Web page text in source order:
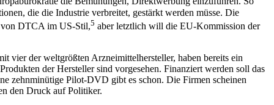
die die Industrie verbreitet, gestärkt werden müsse. Die
DTCA im US-Stil,5 aber letztlich will die EU-Kommission der
vier der weltgrößten Arzneimittelhersteller, haben bereits ein
der Hersteller sind vorgesehen. Finanziert werden soll das
zehnminütige Pilot-DVD gibt es schon. Die Firmen scheinen
den Druck auf Politiker.